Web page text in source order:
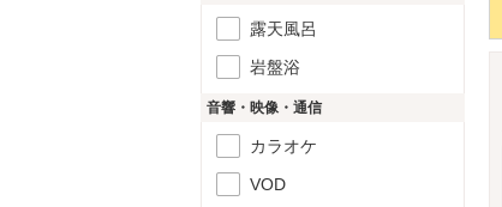
露天風呂
岩盤浴
音響・映像・通信
カラオケ
VOD